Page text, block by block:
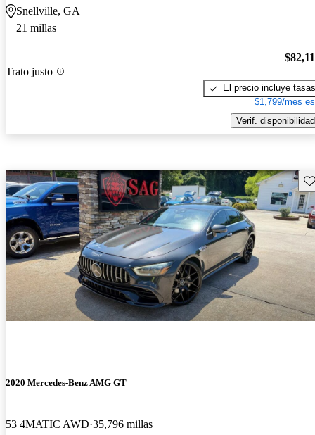
Snellville, GA
21 millas
Trato justo
El precio incluye tasas
$1,799/mes
Verif. disponibilidad
2020 Mercedes-Benz AMG GT
53 4MATIC AWD 35,796 millas